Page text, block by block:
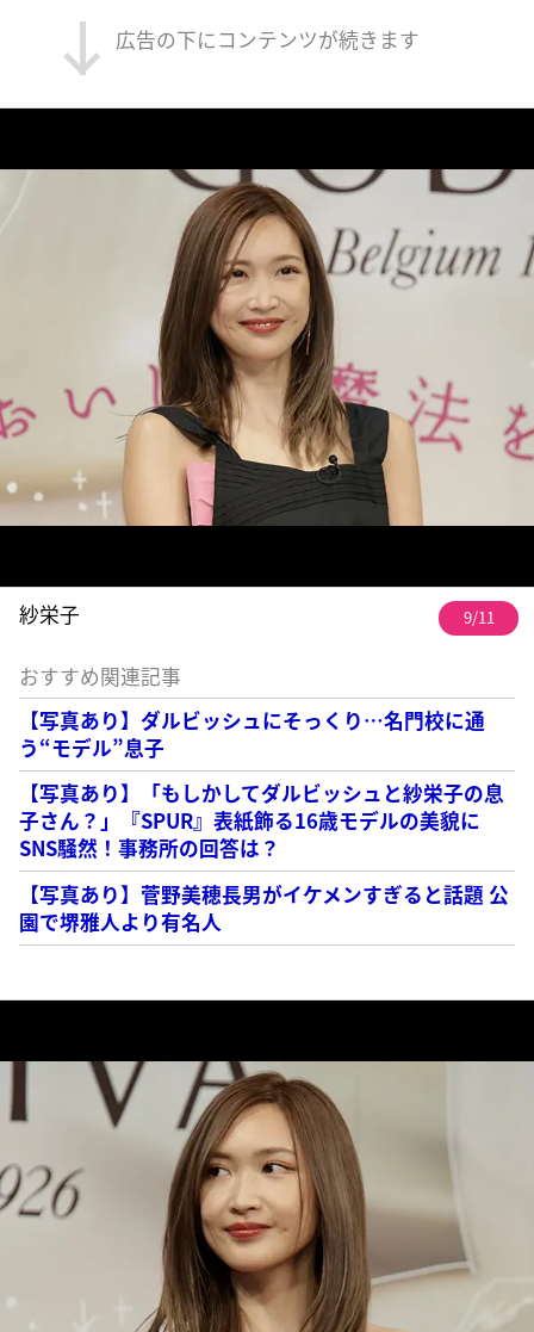
広告の下にコンテンツが続きます
紗栄子 9/11
おすすめ関連記事
【写真あり】ダルビッシュにそっくり…名門校に通
う“モデル”息子
【写真あり】「もしかしてダルビッシュと紗栄子の息
子さん？」『SPUR』表紙飾る16歳モデルの美貌に
SNS騒然！事務所の回答は？
【写真あり】菅野美穂長男がイケメンすぎると話題 公
園で堺雅人より有名人